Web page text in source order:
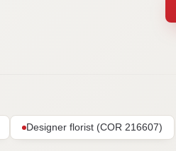
Designer florist (COR 216607)